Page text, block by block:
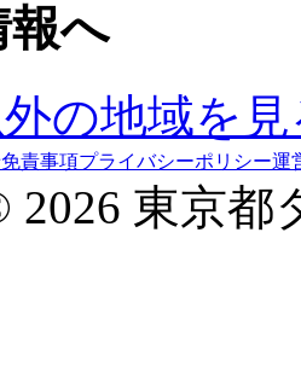
報へ
の地域を
免責事項プライバシーポリシー運
2026 東京